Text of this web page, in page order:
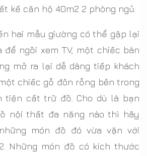
kế căn hộ 40m2 2 phòng ngủ.
hai mẫu giường có thể gập lại
ngồi xem TV, một chiếc bàn
mở ra lại dễ dàng tiếp khách
chiếc gỗ đôn rỗng bên trong
tiện cất trữ đồ. Cho dù là bạn
nội thất đa năng nào thì hãy
món đồ đó vừa vặn với
Những món đồ có kích thước